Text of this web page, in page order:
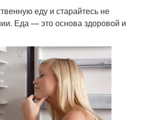
еду и старайтесь не
Еда — это основа здоровой и